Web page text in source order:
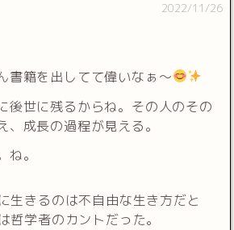
2022/11/26
書籍を出してて偉いなぁ〜
後世に残るからね。その人のその
、成長の過程が見える。
。
生きるのは不自由な生き方だと
哲学者のカントだった。